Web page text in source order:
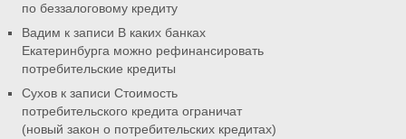
по беззалоговому кредиту
Вадим к записи В каких банках
Екатеринбурга можно рефинансировать
потребительские кредиты
Сухов к записи Стоимость
потребительского кредита ограничат
(новый закон о потребительских кредитах)